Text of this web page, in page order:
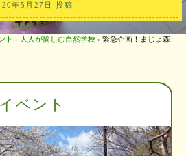
年5月27日 投稿
ト › 大人が愉しむ自然学校 › 緊急企画！まじょ森
イベント